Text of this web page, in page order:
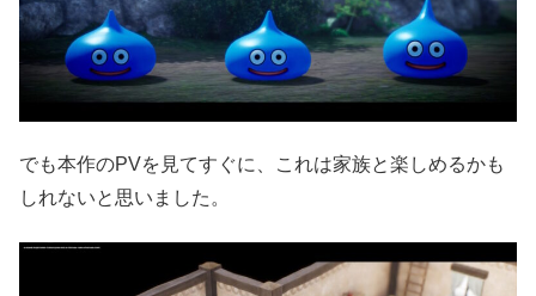
でも本作のPVを見てすぐに、これは家族と楽しめるかも
しれないと思いました。